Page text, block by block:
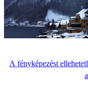
A fényképezést